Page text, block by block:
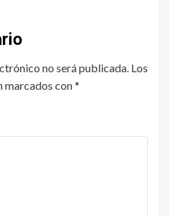
no será publicada. Los
marcados con*